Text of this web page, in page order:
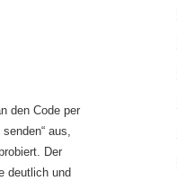
den Code per
aus,
Der
deutlich und